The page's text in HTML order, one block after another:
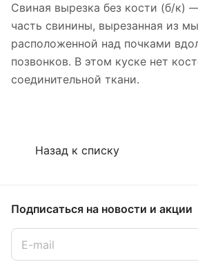
Свиная вырезка без кости (б/к)
часть свинины, вырезанная из
расположенной над почками
позвонков. В этом куске нет
соединительной ткани.
Назад к списку
Подписаться на новости и акции